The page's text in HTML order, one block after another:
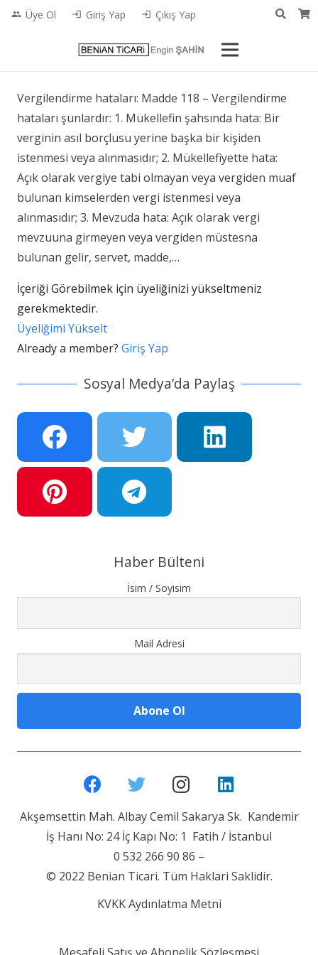
people Üye Ol login Giriş Yap login Çıkış Yap
Vergilendirme hataları: Madde 118 – Vergilendirme
hataları şunlardır: 1. Mükellefin şahsında hata: Bir
verginin asıl borçlusu yerine başka bir kişiden
istenmesi veya alınmasıdır; 2. Mükellefiyette hata:
Açık olarak vergiye tabi olmayan veya vergiden muaf
bulunan kimselerden vergi istenmesi veya
alınmasıdır; 3. Mevzuda hata: Açık olarak vergi
mevzuuna girmeyen veya vergiden müstesna
bulunan gelir, servet, madde,…
İçeriği Görebilmek için üyeliğinizi yükseltmeniz
gerekmektedir.
Üyeliğimi Yükselt
Already a member? Giriş Yap
Sosyal Medya’da Paylaş
Haber Bülteni
İsim / Soyisim
Mail Adresi
Akşemsettin Mah. Albay Cemil Sakarya Sk. Kandemir
İş Hanı No: 24 İç Kapı No: 1 Fatih / İstanbul
0 532 266 90 86 –
© 2022 Benian Ticari. Tüm Haklari Saklidir.
KVKK Aydınlatma Metni